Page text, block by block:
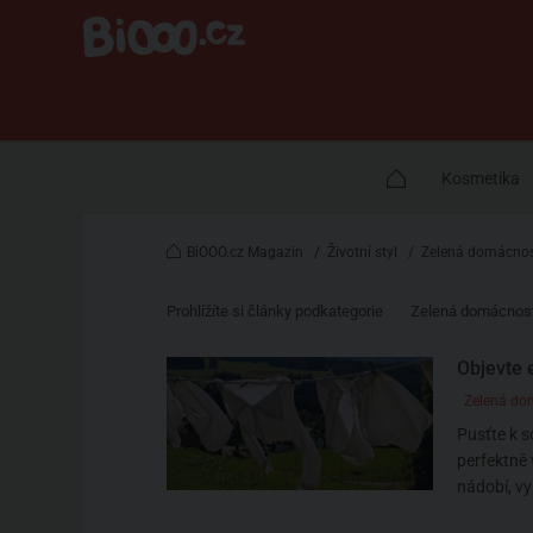
Kosmetika
BiOOO.cz Magazin / Životní styl / Zelená
Prohlížíte si články podkategorie Zelená
Objevte
Zelená
Pusťte k
perfektně
nádobí,